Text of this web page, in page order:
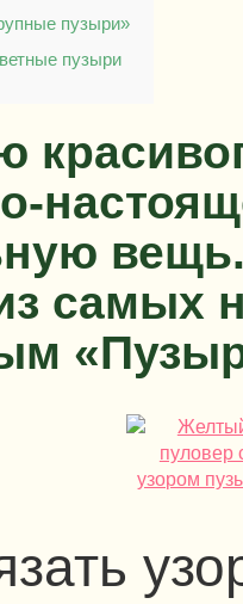
пузыри»
пузыри
самых